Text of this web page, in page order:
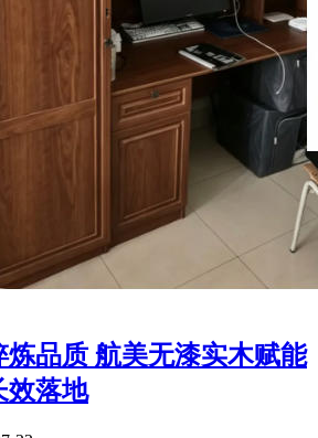
炼品质 航美无漆实木赋能
效落地